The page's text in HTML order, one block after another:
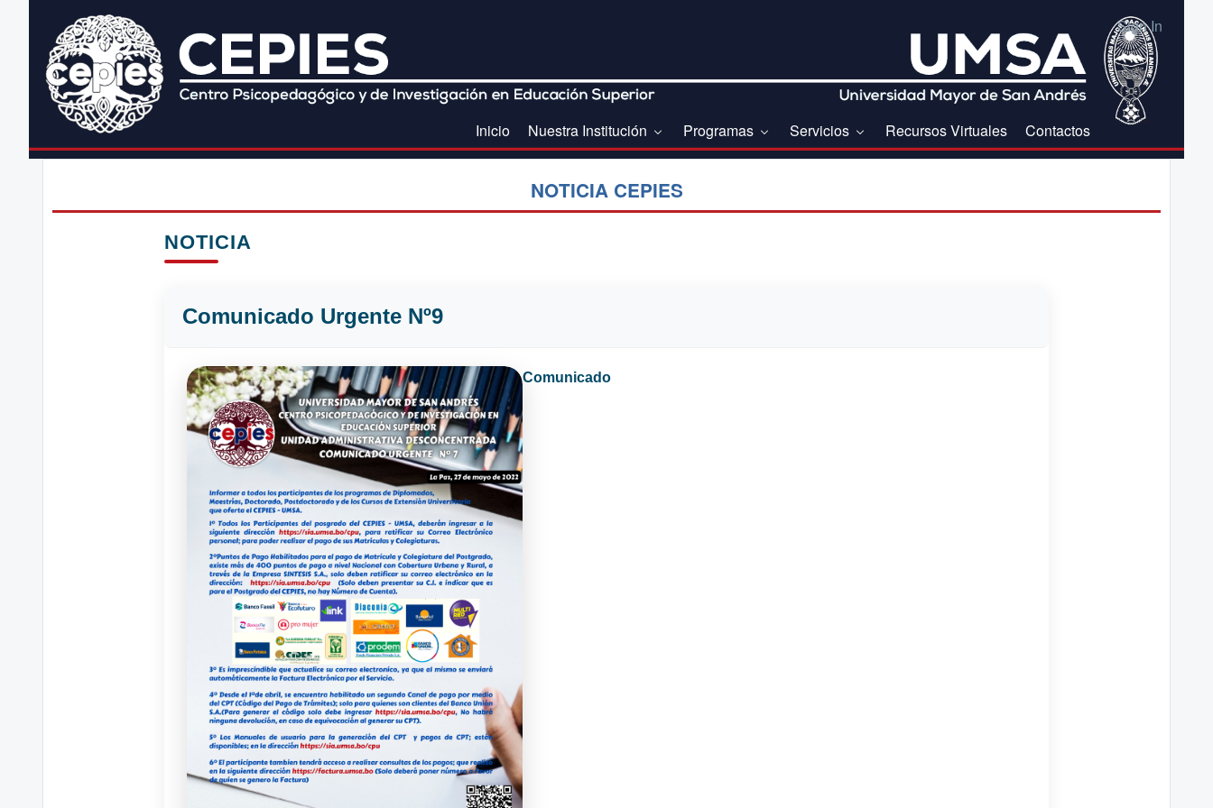
Sign In
Inicio Nuestra Institución Programas Servicios Recursos Virtuales Contactos
NOTICIA CEPIES
NOTICIA
Comunicado Urgente Nº9
Comunicado